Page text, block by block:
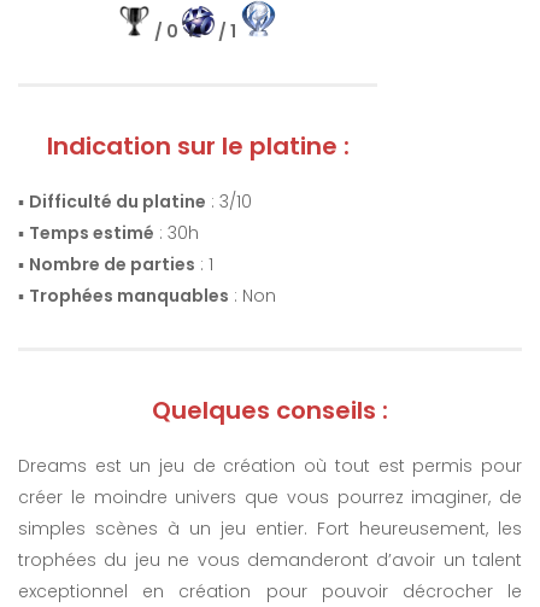
/ 0
/ 1
Indication sur le platine :
▪️ Difficulté du platine : 3/10
▪️ Temps estimé : 30h
▪️ Nombre de parties : 1
▪️ Trophées manquables : Non
Quelques conseils :
Dreams est un jeu de création où tout est permis pour
créer le moindre univers que vous pourrez imaginer, de
simples scènes à un jeu entier. Fort heureusement, les
trophées du jeu ne vous demanderont d’avoir un talent
exceptionnel en création pour pouvoir décrocher le